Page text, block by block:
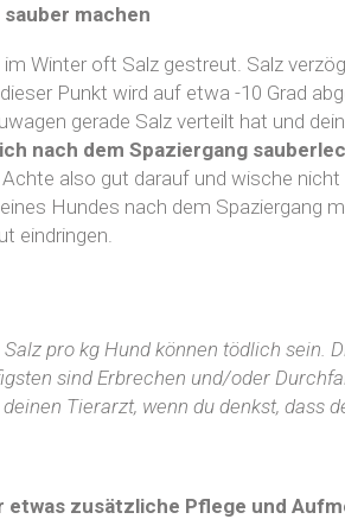
machen
im Winter oft Salz gestreut. Salz
Punkt wird auf etwa -10 Grad
gerade Salz verteilt hat und
nach dem Spaziergang
also gut darauf und wische
Hundes nach dem Spaziergang
eindringen.
pro kg Hund können tödlich sein.
sind Erbrechen und/oder
Tierarzt, wenn du denkst, dass
etwas zusätzliche Pflege und